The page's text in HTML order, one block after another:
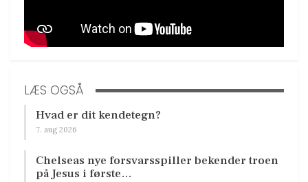
LÆS OGSÅ
Hvad er dit kendetegn?
7. aug 2026
Chelseas nye forsvarsspiller bekender troen
på Jesus i første…